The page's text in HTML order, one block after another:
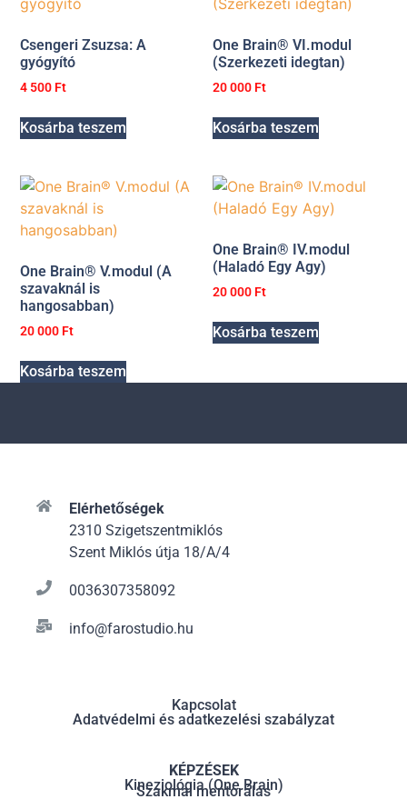
Csengeri Zsuzsa: A
gyógyító
4 500 Ft
Kosárba teszem
One Brain® VI.modul
(Szerkezeti idegtan)
20 000 Ft
Kosárba teszem
One Brain® V.modul (A
szavaknál is
hangosabban)
20 000 Ft
Kosárba teszem
One Brain® IV.modul
(Haladó Egy Agy)
20 000 Ft
Kosárba teszem
Elérhetőségek
2310 Szigetszentmiklós
Szent Miklós útja 18/A/4
0036307358092
info@farostudio.hu
Kapcsolat
Adatvédelmi és adatkezelési szabályzat
KÉPZÉSEK
Kineziológia (One Brain)
Szakmai mentorálás